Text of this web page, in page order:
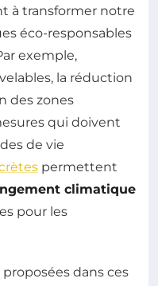
à transformer notre
éco-responsables
exemple,
la réduction
des zones
qui doivent
de vie
permettent
climatique
pour les
proposées dans ces